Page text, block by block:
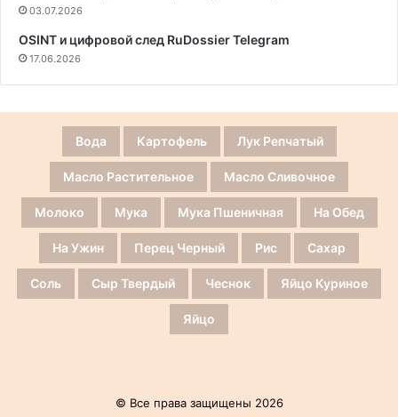
03.07.2026
OSINT и цифровой след RuDossier Telegram
17.06.2026
Вода Картофель Лук Репчатый
Масло Растительное Масло Сливочное
Молоко Мука Мука Пшеничная На Обед
На Ужин Перец Черный Рис Сахар
Соль Сыр Твердый Чеснок Яйцо Куриное
Яйцо
© Все права защищены 2026